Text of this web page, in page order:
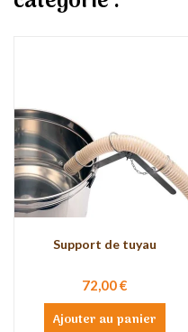
Support de tuyau
72,00 €
Ajouter au panier